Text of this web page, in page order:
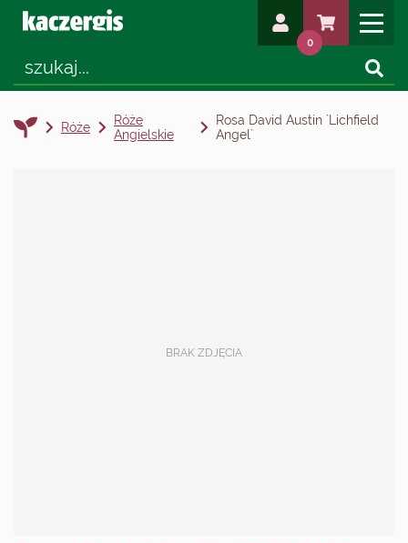
0
Róże
Róże
Angielskie
Rosa David Austin `Lichfield
Angel`